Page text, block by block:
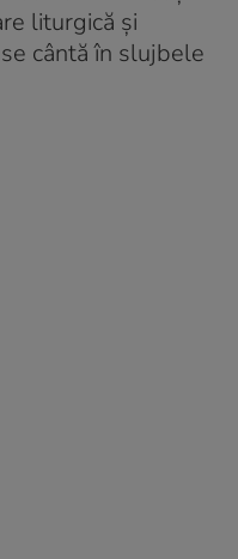
liturgică și
cântă în slujbele